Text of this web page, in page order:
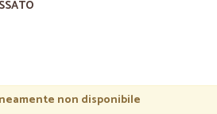
non disponibile